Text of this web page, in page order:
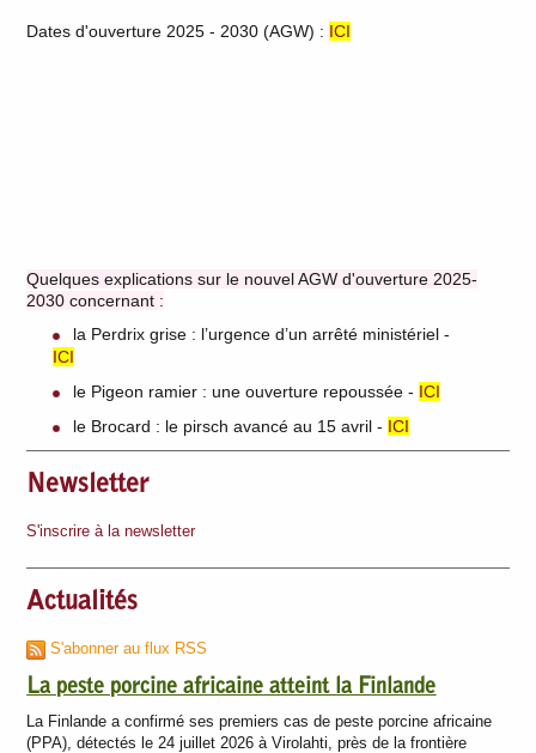
Dates d'ouverture 2025 - 2030 (AGW) : ICI
Quelques explications sur le nouvel AGW d'ouverture 2025-
2030 concernant :
la Perdrix grise : l’urgence d’un arrêté ministériel -
ICI
le Pigeon ramier : une ouverture repoussée - ICI
le Brocard : le pirsch avancé au 15 avril - ICI
Newsletter
S'inscrire à la newsletter
Actualités
S'abonner au flux RSS
La peste porcine africaine atteint la Finlande
La Finlande a confirmé ses premiers cas de peste porcine africaine
(PPA), détectés le 24 juillet 2026 à Virolahti, près de la frontière